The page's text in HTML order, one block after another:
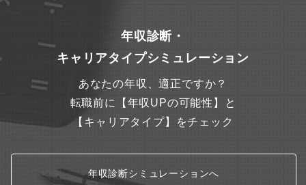
年収診断・
キャリアタイプシミュレーション
あなたの年収、適正ですか？
転職前に【年収UPの可能性】と
【キャリアタイプ】をチェック
年収診断シミュレーションへ